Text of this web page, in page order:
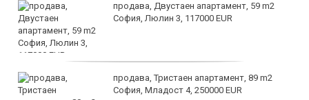
продава, Двустаен апартамент, 59 m2
София, Люлин 3, 117000 EUR
продава, Тристаен апартамент, 89 m2
София, Младост 4, 250000 EUR